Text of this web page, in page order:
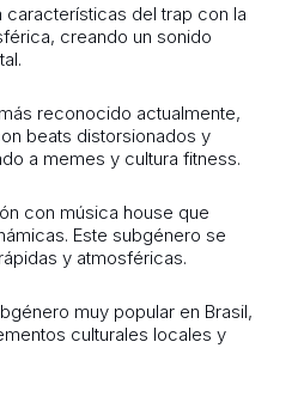
características del trap con la
creando un sonido
reconocido actualmente,
beats distorsionados y
a memes y cultura fitness.
con música house que
Este subgénero se
y atmosféricas.
muy popular en Brasil,
culturales locales y